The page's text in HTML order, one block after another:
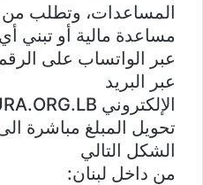
المساعدات، وتطلب من
مساعدة مالية أو تبني
عبر البريد
تحويل المبلغ مباشرة
الشكل التالي
من داخل لبنان: